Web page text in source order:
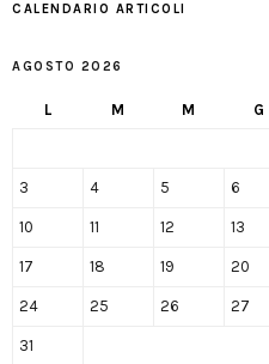
CALENDARIO ARTICOLI
AGOSTO 2026
L M M G
3 4 5 6
10 11 12 13
17 18 19 20
24 25 26 27
31